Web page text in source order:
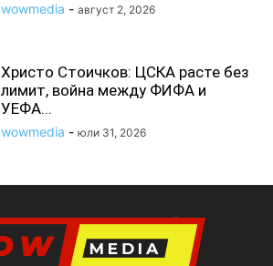
wowmedia - август 2, 2026
Христо Стоичков: ЦСКА расте без
лимит, война между ФИФА и
УЕФА...
wowmedia - юли 31, 2026